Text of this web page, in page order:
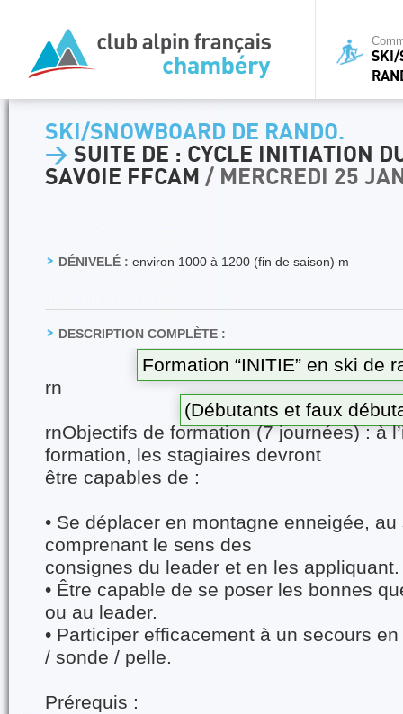
SKI/
SKI/SNOWBOARD DE RANDO.
> SUITE DE : CYCLE INITIATION
SAVOIE FFCAM / MERCREDI 25
DÉNIVELÉ : environ 1000 à 1200 (fin de saison) m
DESCRIPTION COMPLÈTE :
Formation “INITIE” en ski de
rn
(Débutants et faux
rnObjectifs de formation (7 journées) : à
formation, les stagiaires devront
être capables de :
• Se déplacer en montagne enneigée, au
comprenant le sens des
consignes du leader et en les appliquant.
• Être capable de se poser les bonnes
ou au leader.
• Participer efficacement à un secours
/ sonde / pelle.
Prérequis :